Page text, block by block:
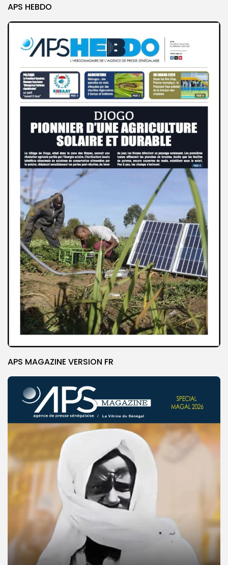
APS HEBDO
APS MAGAZINE VERSION FR